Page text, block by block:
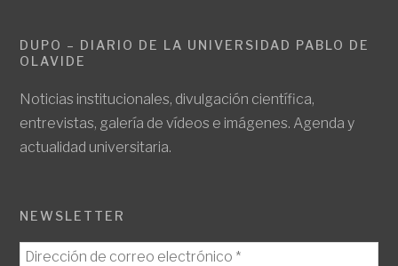
DUPO – DIARIO DE LA UNIVERSIDAD PABLO DE
OLAVIDE
Noticias institucionales, divulgación científica,
entrevistas, galería de vídeos e imágenes. Agenda y
actualidad universitaria.
NEWSLETTER